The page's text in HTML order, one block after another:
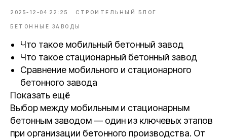
2025-12-04 22:25 СТРОИТЕЛЬНЫЙ БЛОГ
БЕТОННЫЕ ЗАВОДЫ
Что такое мобильный бетонный завод
Что такое стационарный бетонный завод
Сравнение мобильного и стационарного
бетонного завода
Показать ещё
Выбор между мобильным и стационарным
бетонным заводом — один из ключевых этапов
при организации бетонного производства. От